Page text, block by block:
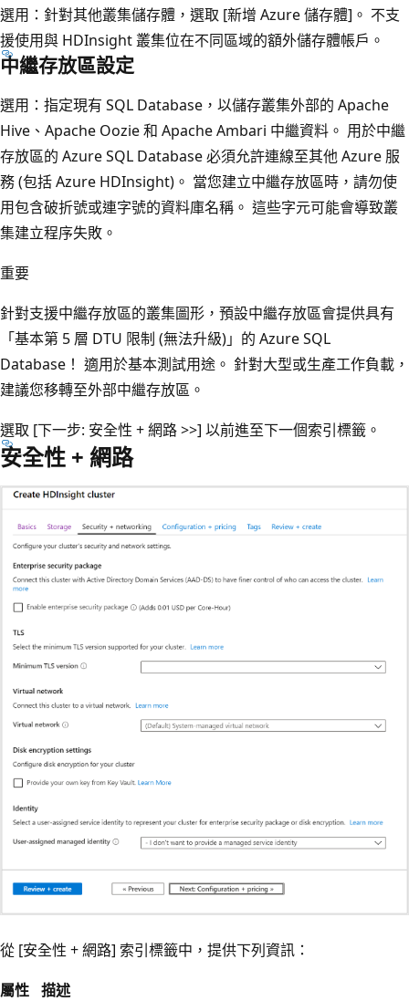
選用：針對其他叢集儲存體，選取 [新增 Azure 儲存體] 。 不支
援使用與 HDInsight 叢集位在不同區域的額外儲存體帳戶。
中繼存放區設定
選用：指定現有 SQL Database，以儲存叢集外部的 Apache
Hive、Apache Oozie 和 Apache Ambari 中繼資料。 用於中繼
存放區的 Azure SQL Database 必須允許連線至其他 Azure 服
務 (包括 Azure HDInsight)。 當您建立中繼存放區時，請勿使
用包含破折號或連字號的資料庫名稱。 這些字元可能會導致叢
集建立程序失敗。
重要
針對支援中繼存放區的叢集圖形，預設中繼存放區會提供具有
「基本第 5 層 DTU 限制 (無法升級)」 的 Azure SQL
Database！ 適用於基本測試用途。 針對大型或生產工作負載，
建議您移轉至外部中繼存放區。
選取 [下一步: 安全性 + 網路 >>] 以前進至下一個索引標籤。
安全性 + 網路
從 [安全性 + 網路] 索引標籤中，提供下列資訊：
屬性 描述